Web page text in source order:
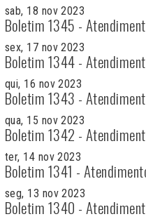
sab, 18 nov 2023
Boletim 1345 -
sex, 17 nov 2023
Boletim 1344 -
qui, 16 nov 2023
Boletim 1343 -
qua, 15 nov 2023
Boletim 1342 -
ter, 14 nov 2023
Boletim 1341 -
seg, 13 nov 2023
Boletim 1340 -